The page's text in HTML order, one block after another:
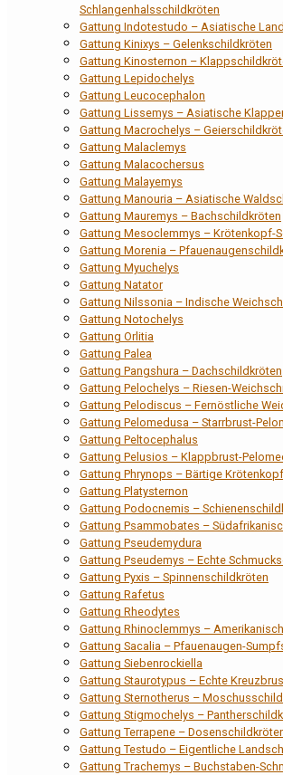
Schlangenhalsschildkröten
Gattung Indotestudo – Asiatische
Gattung Kinixys – Gelenkschildkröten
Gattung Kinosternon –
Gattung Lepidochelys
Gattung Leucocephalon
Gattung Lissemys – Asiatische
Gattung Macrochelys –
Gattung Malaclemys
Gattung Malacochersus
Gattung Malayemys
Gattung Manouria – Asiatische
Gattung Mauremys – Bachschildkröten
Gattung Mesoclemmys – Krötenkopf-
Gattung Morenia –
Gattung Myuchelys
Gattung Natator
Gattung Nilssonia – Indische
Gattung Notochelys
Gattung Orlitia
Gattung Palea
Gattung Pangshura – Dachschildkröten
Gattung Pelochelys – Riesen-
Gattung Pelodiscus – Fernöstliche
Gattung Pelomedusa – Starrbrust-
Gattung Peltocephalus
Gattung Pelusios – Klappbrust-
Gattung Phrynops – Bärtige
Gattung Platysternon
Gattung Podocnemis –
Gattung Psammobates –
Gattung Pseudemydura
Gattung Pseudemys – Echte
Gattung Pyxis – Spinnenschildkröten
Gattung Rafetus
Gattung Rheodytes
Gattung Rhinoclemmys –
Gattung Sacalia – Pfauenaugen-
Gattung Siebenrockiella
Gattung Staurotypus – Echte
Gattung Sternotherus –
Gattung Stigmochelys –
Gattung Terrapene –
Gattung Testudo – Eigentliche
Gattung Trachemys – Buchstaben-